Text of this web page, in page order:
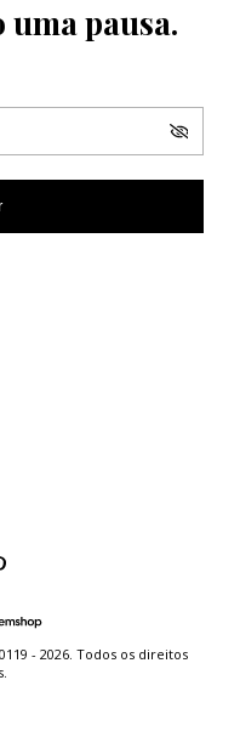
uma pausa.
- 2026. Todos os direitos